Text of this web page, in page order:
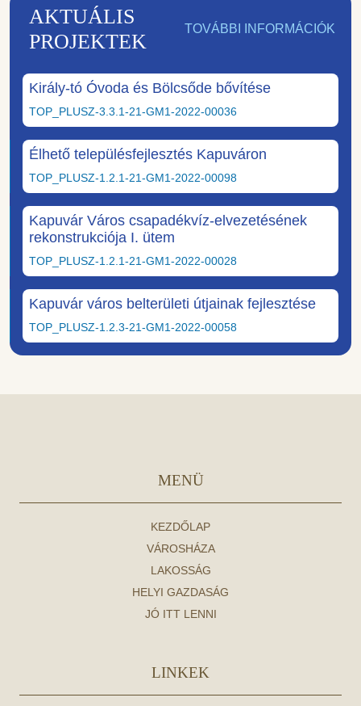
AKTUÁLIS
PROJEKTEK
TOVÁBBI INFORMÁCIÓK
Király-tó Óvoda és Bölcsőde bővítése
TOP_PLUSZ-3.3.1-21-GM1-2022-00036
Élhető településfejlesztés Kapuváron
TOP_PLUSZ-1.2.1-21-GM1-2022-00098
Kapuvár Város csapadékvíz-elvezetésének
rekonstrukciója I. ütem
TOP_PLUSZ-1.2.1-21-GM1-2022-00028
Kapuvár város belterületi útjainak fejlesztése
TOP_PLUSZ-1.2.3-21-GM1-2022-00058
MENÜ
KEZDŐLAP
VÁROSHÁZA
LAKOSSÁG
HELYI GAZDASÁG
JÓ ITT LENNI
LINKEK